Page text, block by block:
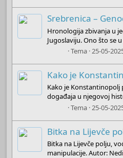
Srebrenica –
Hronologija zbivanja u
Jugoslaviju. Ono što se
Tema 25-05-
Kako je
Kako je Konstantinopolj
događaja u njegovoj
Tema 25-05-
Bitka na Lijevče
Bitka na Lijevče polju,
manipulacije. Autor: